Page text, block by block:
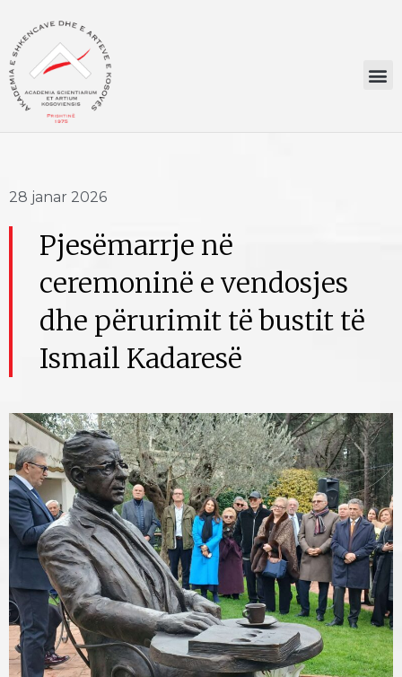
28 janar 2026
Pjesëmarrje në
ceremoninë e vendosjes
dhe përurimit të bustit të
Ismail Kadaresë